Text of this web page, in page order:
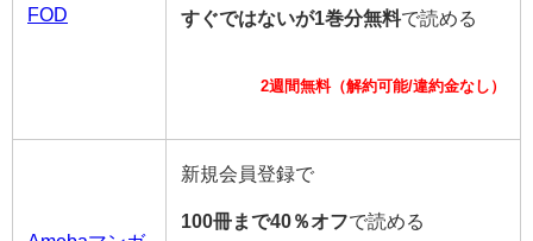
FOD すぐではないが1巻分無料で読める
2週間無料（解約可能/違約金なし）
新規会員登録で
100冊まで40％オフで読める